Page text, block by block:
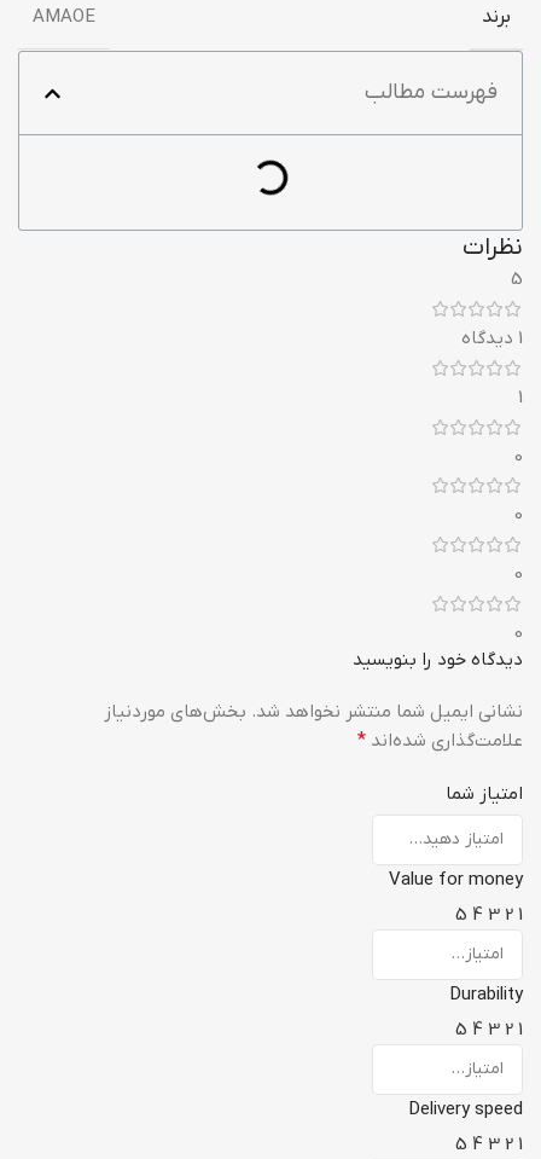
برند AMAOE
فهرست مطالب
نظرات
5
1 دیدگاه
1
0
0
0
0
دیدگاه خود را بنویسید
نشانی ایمیل شما منتشر نخواهد شد. بخش‌های موردنیاز
علامت‌گذاری شده‌اند *
امتیاز شما
Value for money
1
2
3
4
5
Durability
1
2
3
4
5
Delivery speed
1
2
3
4
5